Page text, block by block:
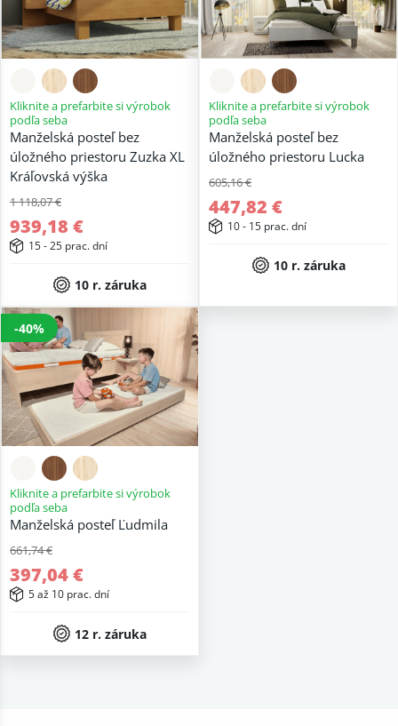
Kliknite a prefarbite si výrobok
podľa seba
Manželská posteľ bez
úložného priestoru Zuzka XL
Kráľovská výška
1 118,07 €
939,18 €
15 - 25 prac. dní
10 r. záruka
Kliknite a prefarbite si výrobok
podľa seba
Manželská posteľ bez
úložného priestoru Lucka
605,16 €
447,82 €
10 - 15 prac. dní
10 r. záruka
-40%
Kliknite a prefarbite si výrobok
podľa seba
Manželská posteľ Ľudmila
661,74 €
397,04 €
5 až 10 prac. dní
12 r. záruka